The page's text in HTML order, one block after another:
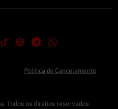
Politica de Cancelamento
Todos os direitos reservados.